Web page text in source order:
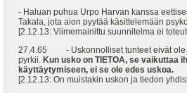
- Haluan puhua Urpo Harvan kanssa
Takala, jota aion pyytää käsittelemään
[2.12.13: Viimemainittu suunnitelma ei
27.4.65 - Uskonnolliset tunteet eivät ole
pyrkii. Kun usko on TIETOA, se
käyttäytymiseen, ei se ole edes uskoa.
[2.12.13: On muistakin uskon ja tiedon